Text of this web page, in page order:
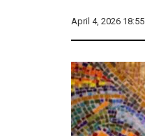
April 4, 2026 18:55